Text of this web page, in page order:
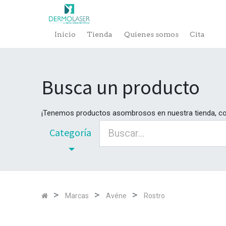
Inicio Tienda Quienes somos Cita
Busca un producto
¡Tenemos productos asombrosos en nuestra tienda,
Categoría
Marcas Avéne Rostro